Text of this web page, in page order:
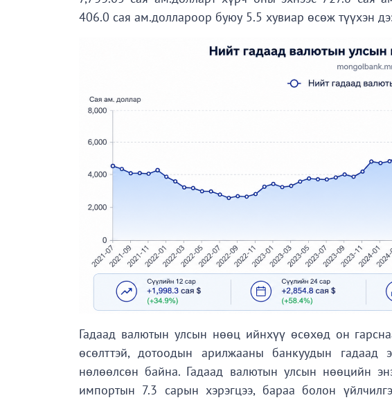
406.0 сая ам.доллароор буюу 5.5 хувиар өсөж түүхэн
Гадаад валютын улсын нөөц ийнхүү өсөхөд он
өсөлттэй, дотоодын арилжааны банкуудын гадаад
нөлөөлсөн байна. Гадаад валютын улсын нөөцийн
импортын 7.3 сарын хэрэгцээ, бараа болон